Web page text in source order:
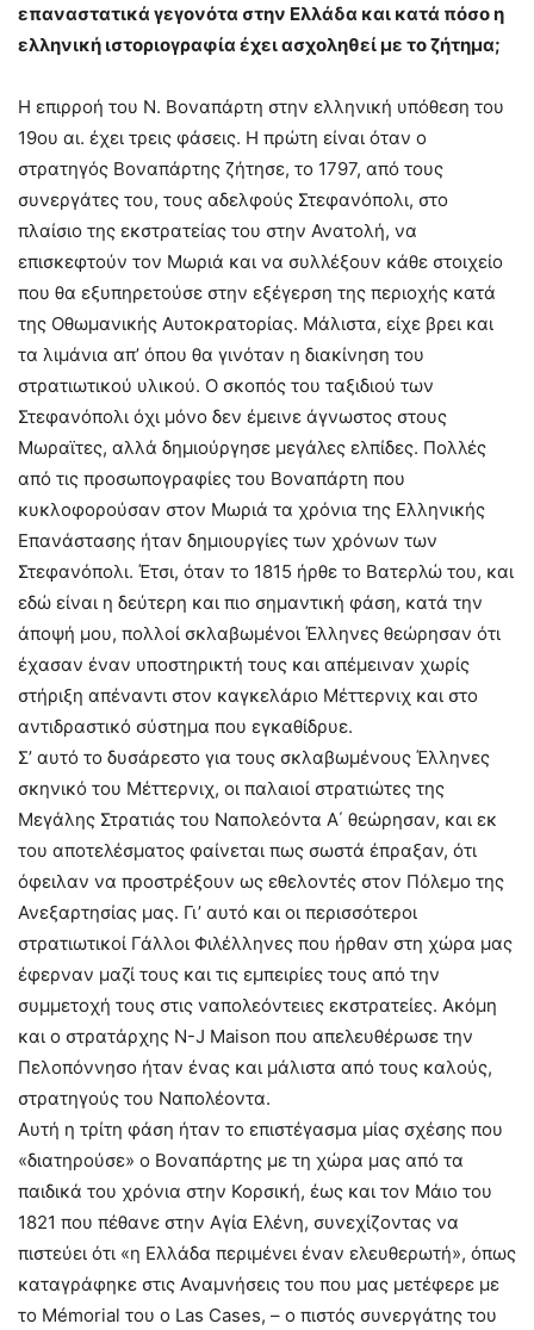
επαναστατικά γεγονότα στην Ελλάδα και κατά πόσο η
ελληνική ιστοριογραφία έχει ασχοληθεί με το ζήτημα;
Η επιρροή του Ν. Βοναπάρτη στην ελληνική υπόθεση του
19ου αι. έχει τρεις φάσεις. Η πρώτη είναι όταν ο
στρατηγός Βοναπάρτης ζήτησε, το 1797, από τους
συνεργάτες του, τους αδελφούς Στεφανόπολι, στο
πλαίσιο της εκστρατείας του στην Ανατολή, να
επισκεφτούν τον Μωριά και να συλλέξουν κάθε στοιχείο
που θα εξυπηρετούσε στην εξέγερση της περιοχής κατά
της Οθωμανικής Αυτοκρατορίας. Μάλιστα, είχε βρει και
τα λιμάνια απ’ όπου θα γινόταν η διακίνηση του
στρατιωτικού υλικού. Ο σκοπός του ταξιδιού των
Στεφανόπολι όχι μόνο δεν έμεινε άγνωστος στους
Μωραϊτες, αλλά δημιούργησε μεγάλες ελπίδες. Πολλές
από τις προσωπογραφίες του Βοναπάρτη που
κυκλοφορούσαν στον Μωριά τα χρόνια της Ελληνικής
Επανάστασης ήταν δημιουργίες των χρόνων των
Στεφανόπολι. Έτσι, όταν το 1815 ήρθε το Βατερλώ του, και
εδώ είναι η δεύτερη και πιο σημαντική φάση, κατά την
άποψή μου, πολλοί σκλαβωμένοι Έλληνες θεώρησαν ότι
έχασαν έναν υποστηρικτή τους και απέμειναν χωρίς
στήριξη απέναντι στον καγκελάριο Μέττερνιχ και στο
αντιδραστικό σύστημα που εγκαθίδρυε.
Σ’ αυτό το δυσάρεστο για τους σκλαβωμένους Έλληνες
σκηνικό του Μέττερνιχ, οι παλαιοί στρατιώτες της
Μεγάλης Στρατιάς του Ναπολεόντα Α΄ θεώρησαν, και εκ
του αποτελέσματος φαίνεται πως σωστά έπραξαν, ότι
όφειλαν να προστρέξουν ως εθελοντές στον Πόλεμο της
Ανεξαρτησίας μας. Γι’ αυτό και οι περισσότεροι
στρατιωτικοί Γάλλοι Φιλέλληνες που ήρθαν στη χώρα μας
έφερναν μαζί τους και τις εμπειρίες τους από την
συμμετοχή τους στις ναπολεόντειες εκστρατείες. Ακόμη
και ο στρατάρχης N-J Maison που απελευθέρωσε την
Πελοπόννησο ήταν ένας και μάλιστα από τους καλούς,
στρατηγούς του Ναπολέοντα.
Αυτή η τρίτη φάση ήταν το επιστέγασμα μίας σχέσης που
«διατηρούσε» ο Βοναπάρτης με τη χώρα μας από τα
παιδικά του χρόνια στην Κορσική, έως και τον Μάιο του
1821 που πέθανε στην Αγία Ελένη, συνεχίζοντας να
πιστεύει ότι «η Ελλάδα περιμένει έναν ελευθερωτή», όπως
καταγράφηκε στις Αναμνήσεις του που μας μετέφερε με
το Mémorial του ο Las Cases, – ο πιστός συνεργάτης του